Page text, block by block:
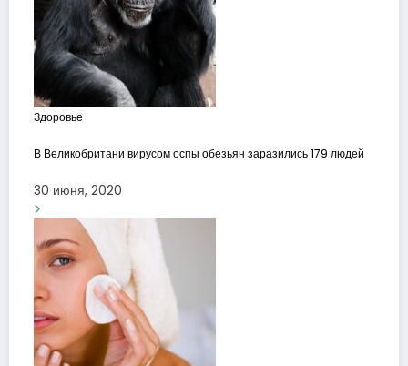
Здоровье
В Великобритани вирусом оспы обезьян заразились 179 людей
30 июня, 2020